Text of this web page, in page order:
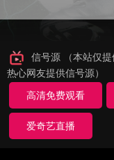
信号源 （本站仅
热心网友提供信号源）
高清免费观看
爱奇艺直播